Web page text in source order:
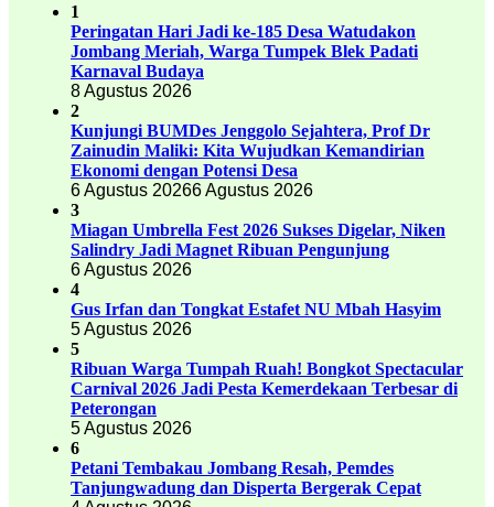
1
Peringatan Hari Jadi ke-185 Desa Watudakon
Jombang Meriah, Warga Tumpek Blek Padati
Karnaval Budaya
8 Agustus 2026
2
Kunjungi BUMDes Jenggolo Sejahtera, Prof Dr
Zainudin Maliki: Kita Wujudkan Kemandirian
Ekonomi dengan Potensi Desa
6 Agustus 20266 Agustus 2026
3
Miagan Umbrella Fest 2026 Sukses Digelar, Niken
Salindry Jadi Magnet Ribuan Pengunjung
6 Agustus 2026
4
Gus Irfan dan Tongkat Estafet NU Mbah Hasyim
5 Agustus 2026
5
Ribuan Warga Tumpah Ruah! Bongkot Spectacular
Carnival 2026 Jadi Pesta Kemerdekaan Terbesar di
Peterongan
5 Agustus 2026
6
Petani Tembakau Jombang Resah, Pemdes
Tanjungwadung dan Disperta Bergerak Cepat